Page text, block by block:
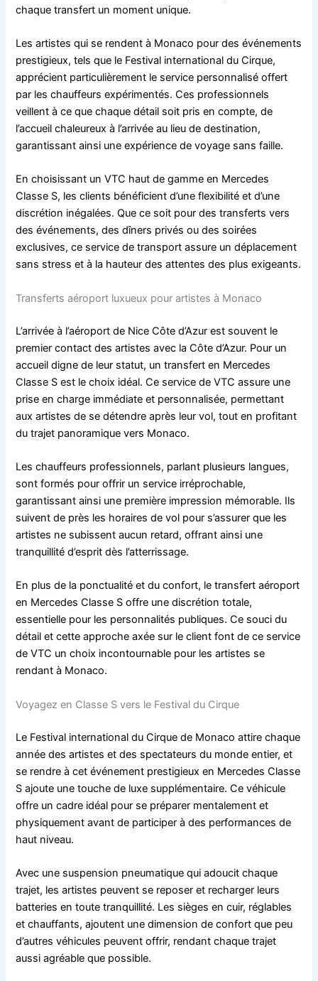
chaque transfert un moment unique.
Les artistes qui se rendent à Monaco pour des événements
prestigieux, tels que le Festival international du Cirque,
apprécient particulièrement le service personnalisé offert
par les chauffeurs expérimentés. Ces professionnels
veillent à ce que chaque détail soit pris en compte, de
l’accueil chaleureux à l’arrivée au lieu de destination,
garantissant ainsi une expérience de voyage sans faille.
En choisissant un VTC haut de gamme en Mercedes
Classe S, les clients bénéficient d’une flexibilité et d’une
discrétion inégalées. Que ce soit pour des transferts vers
des événements, des dîners privés ou des soirées
exclusives, ce service de transport assure un déplacement
sans stress et à la hauteur des attentes des plus exigeants.
Transferts aéroport luxueux pour artistes à Monaco
L’arrivée à l’aéroport de Nice Côte d’Azur est souvent le
premier contact des artistes avec la Côte d’Azur. Pour un
accueil digne de leur statut, un transfert en Mercedes
Classe S est le choix idéal. Ce service de VTC assure une
prise en charge immédiate et personnalisée, permettant
aux artistes de se détendre après leur vol, tout en profitant
du trajet panoramique vers Monaco.
Les chauffeurs professionnels, parlant plusieurs langues,
sont formés pour offrir un service irréprochable,
garantissant ainsi une première impression mémorable. Ils
suivent de près les horaires de vol pour s’assurer que les
artistes ne subissent aucun retard, offrant ainsi une
tranquillité d’esprit dès l’atterrissage.
En plus de la ponctualité et du confort, le transfert aéroport
en Mercedes Classe S offre une discrétion totale,
essentielle pour les personnalités publiques. Ce souci du
détail et cette approche axée sur le client font de ce service
de VTC un choix incontournable pour les artistes se
rendant à Monaco.
Voyagez en Classe S vers le Festival du Cirque
Le Festival international du Cirque de Monaco attire chaque
année des artistes et des spectateurs du monde entier, et
se rendre à cet événement prestigieux en Mercedes Classe
S ajoute une touche de luxe supplémentaire. Ce véhicule
offre un cadre idéal pour se préparer mentalement et
physiquement avant de participer à des performances de
haut niveau.
Avec une suspension pneumatique qui adoucit chaque
trajet, les artistes peuvent se reposer et recharger leurs
batteries en toute tranquillité. Les sièges en cuir, réglables
et chauffants, ajoutent une dimension de confort que peu
d’autres véhicules peuvent offrir, rendant chaque trajet
aussi agréable que possible.